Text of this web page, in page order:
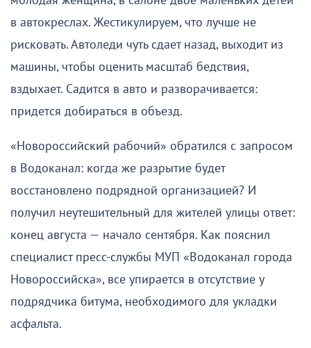
в автокреслах. Жестикулируем, что лучше не
рисковать. Автоледи чуть сдает назад, выходит из
машины, чтобы оценить масштаб бедствия,
вздыхает. Садится в авто и разворачивается:
придется добираться в объезд.
«Новороссийский рабочий» обратился с запросом
в Водоканал: когда же разрытие будет
восстановлено подрядной организацией? И
получил неутешительный для жителей улицы ответ:
конец августа — начало сентября. Как пояснил
специалист пресс-службы МУП «Водоканал города
Новороссийска», все упирается в отсутствие у
подрядчика битума, необходимого для укладки
асфальта.